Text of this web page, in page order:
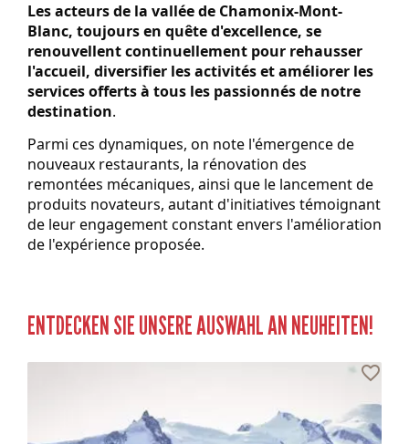
Les acteurs de la vallée de Chamonix-Mont-
Blanc, toujours en quête d'excellence, se
renouvellent continuellement pour rehausser
l'accueil, diversifier les activités et améliorer les
services offerts à tous les passionnés de notre
destination.
Parmi ces dynamiques, on note l'émergence de
nouveaux restaurants, la rénovation des
remontées mécaniques, ainsi que le lancement de
produits novateurs, autant d'initiatives témoignant
de leur engagement constant envers l'amélioration
de l'expérience proposée.
ENTDECKEN SIE UNSERE AUSWAHL AN NEUHEITEN!